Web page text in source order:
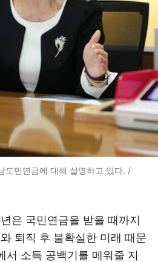
도민연금에 대해 설명하고 있다. /
은 국민연금을 받을 때까지
퇴직 후 불확실한 미래 때문
서 소득 공백기를 메워줄 지